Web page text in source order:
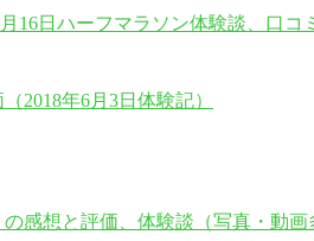
16日ハーフマラソン体験談、口コ
2018年6月3日体験記）
感想と評価、体験談（写真・動画